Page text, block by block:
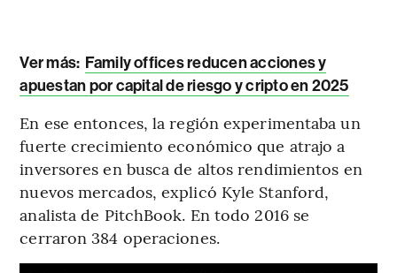
Ver más: Family offices reducen acciones y
apuestan por capital de riesgo y cripto en 2025
En ese entonces, la región experimentaba un
fuerte crecimiento económico que atrajo a
inversores en busca de altos rendimientos en
nuevos mercados, explicó Kyle Stanford,
analista de PitchBook. En todo 2016 se
cerraron 384 operaciones.